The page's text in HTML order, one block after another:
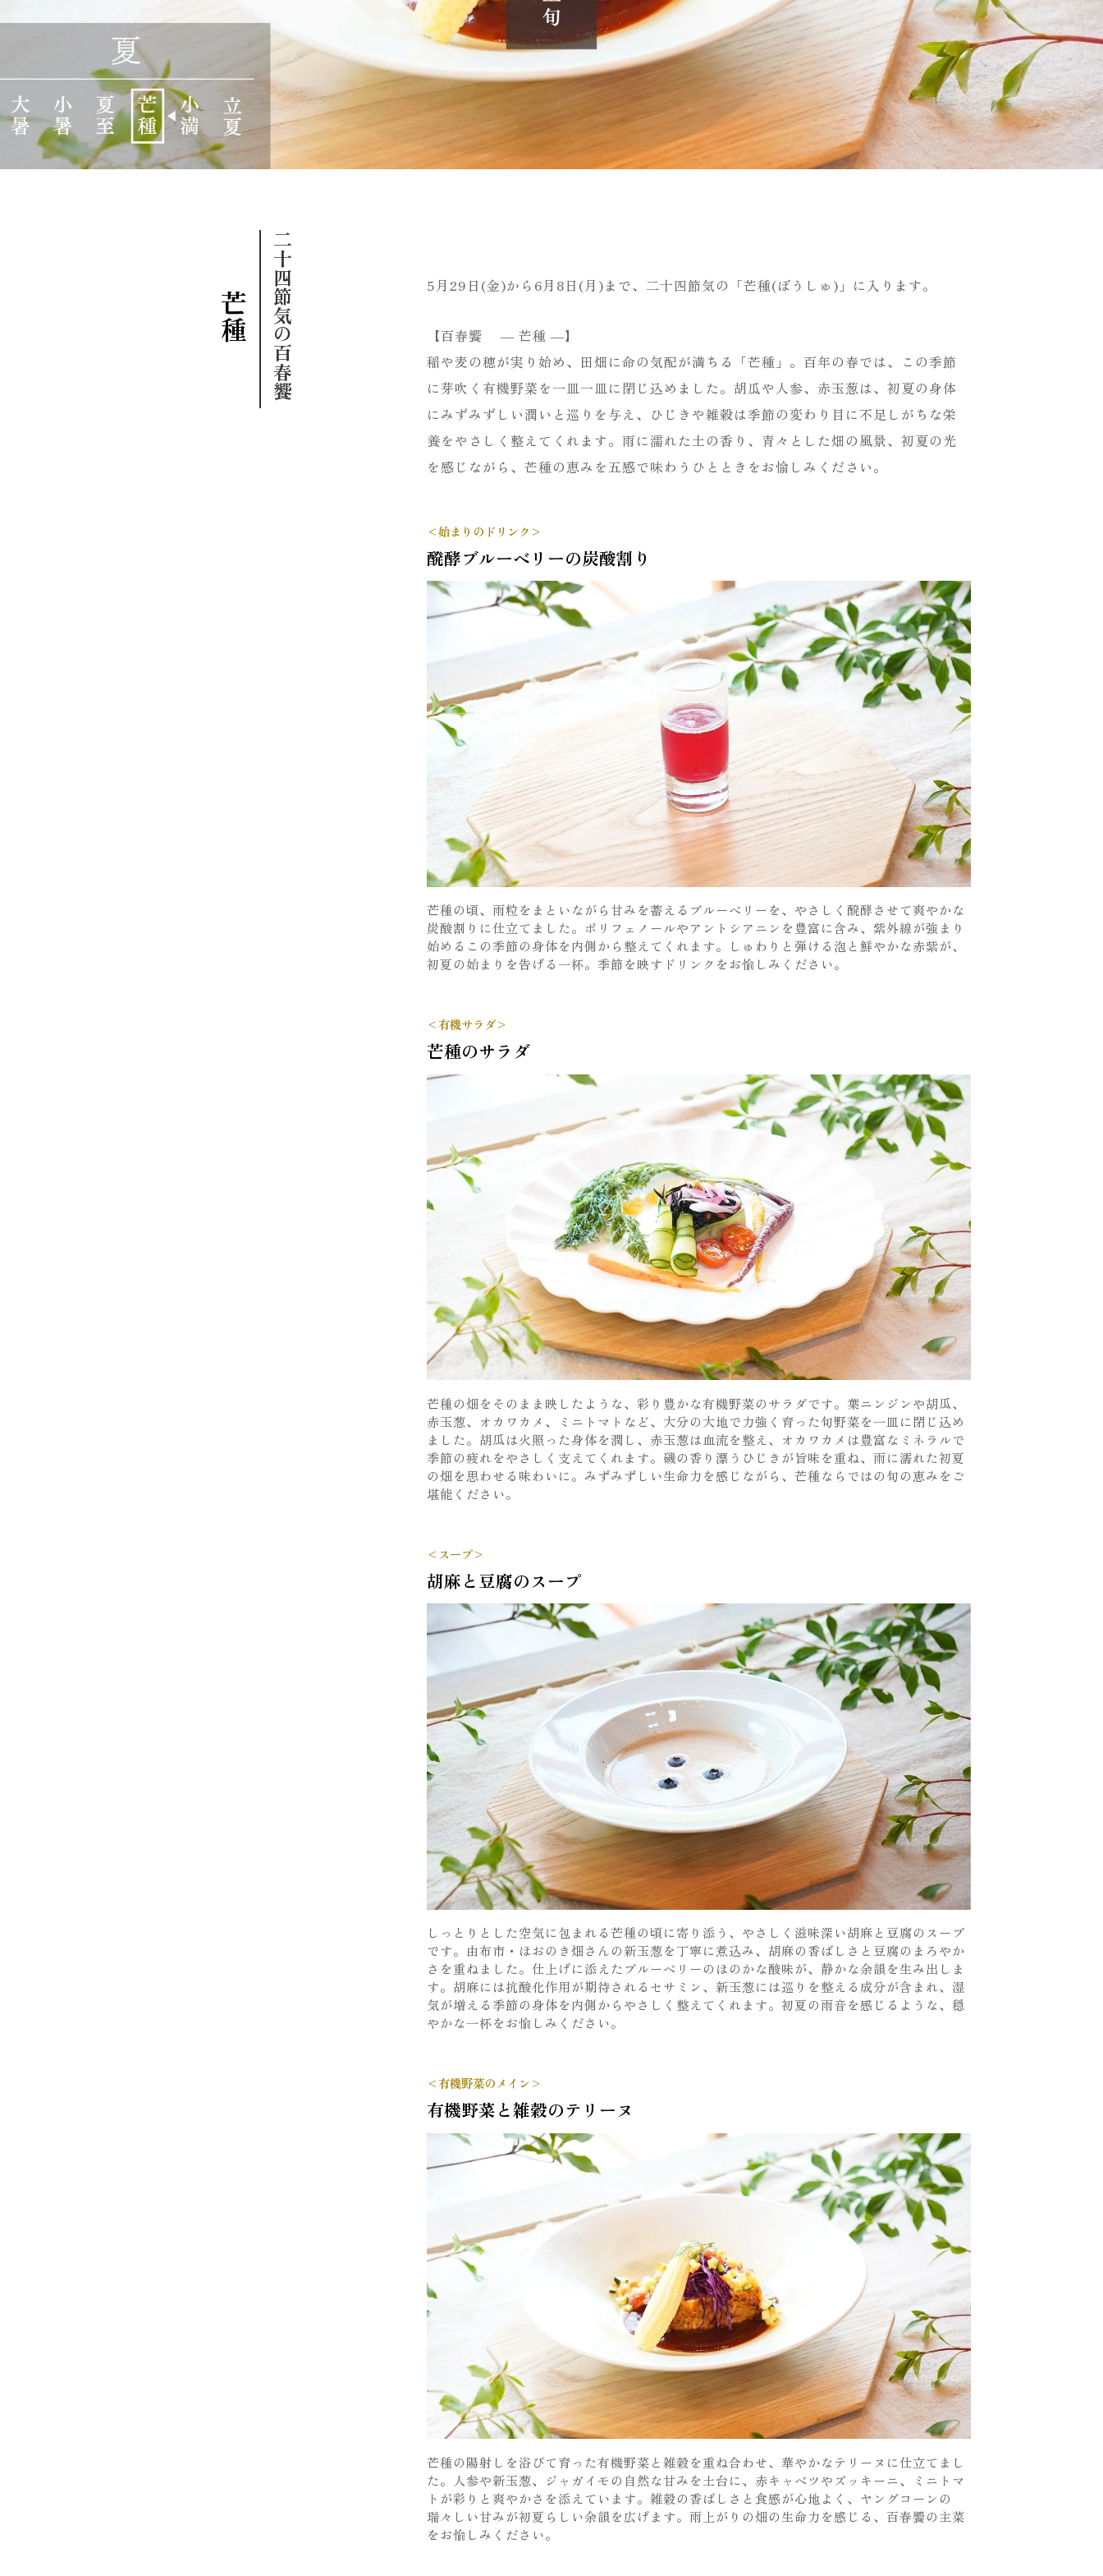
芒種 二十四節気の百春饗 5月29日(金)から6月8日(月)まで、二十四節気の「芒種(ぼうしゅ)」に入ります。
【百春饗 ― 芒種 ―】
稲や麦の穂が実り始め、田畑に命の気配が満ちる「芒種」。百年の春では、この季節
に芽吹く有機野菜を一皿一皿に閉じ込めました。胡瓜や人参、赤玉葱は、初夏の身体
にみずみずしい潤いと巡りを与え、ひじきや雑穀は季節の変わり目に不足しがちな栄
養をやさしく整えてくれます。雨に濡れた土の香り、青々とした畑の風景、初夏の光
を感じながら、芒種の恵みを五感で味わうひとときをお愉しみください。
<始まりのドリンク>
醗酵ブルーベリーの炭酸割り
芒種の頃、雨粒をまといながら甘みを蓄えるブルーベリーを、やさしく醗酵させて爽やかな
炭酸割りに仕立てました。ポリフェノールやアントシアニンを豊富に含み、紫外線が強まり
始めるこの季節の身体を内側から整えてくれます。しゅわりと弾ける泡と鮮やかな赤紫が、
初夏の始まりを告げる一杯。季節を映すドリンクをお愉しみください。
<有機サラダ>
芒種のサラダ
芒種の畑をそのまま映したような、彩り豊かな有機野菜のサラダです。葉ニンジンや胡瓜、
赤玉葱、オカワカメ、ミニトマトなど、大分の大地で力強く育った旬野菜を一皿に閉じ込め
ました。胡瓜は火照った身体を潤し、赤玉葱は血流を整え、オカワカメは豊富なミネラルで
季節の疲れをやさしく支えてくれます。磯の香り漂うひじきが旨味を重ね、雨に濡れた初夏
の畑を思わせる味わいに。みずみずしい生命力を感じながら、芒種ならではの旬の恵みをご
堪能ください。
<スープ>
胡麻と豆腐のスープ
しっとりとした空気に包まれる芒種の頃に寄り添う、やさしく滋味深い胡麻と豆腐のスープ
です。由布市・ほおのき畑さんの新玉葱を丁寧に煮込み、胡麻の香ばしさと豆腐のまろやか
さを重ねました。仕上げに添えたブルーベリーのほのかな酸味が、静かな余韻を生み出しま
す。胡麻には抗酸化作用が期待されるセサミン、新玉葱には巡りを整える成分が含まれ、湿
気が増える季節の身体を内側からやさしく整えてくれます。初夏の雨音を感じるような、穏
やかな一杯をお愉しみください。
<有機野菜のメイン>
有機野菜と雑穀のテリーヌ
芒種の陽射しを浴びて育った有機野菜と雑穀を重ね合わせ、華やかなテリーヌに仕立てまし
た。人参や新玉葱、ジャガイモの自然な甘みを土台に、赤キャベツやズッキーニ、ミニトマ
トが彩りと爽やかさを添えています。雑穀の香ばしさと食感が心地よく、ヤングコーンの
瑞々しい甘みが初夏らしい余韻を広げます。雨上がりの畑の生命力を感じる、百春饗の主菜
をお愉しみください。